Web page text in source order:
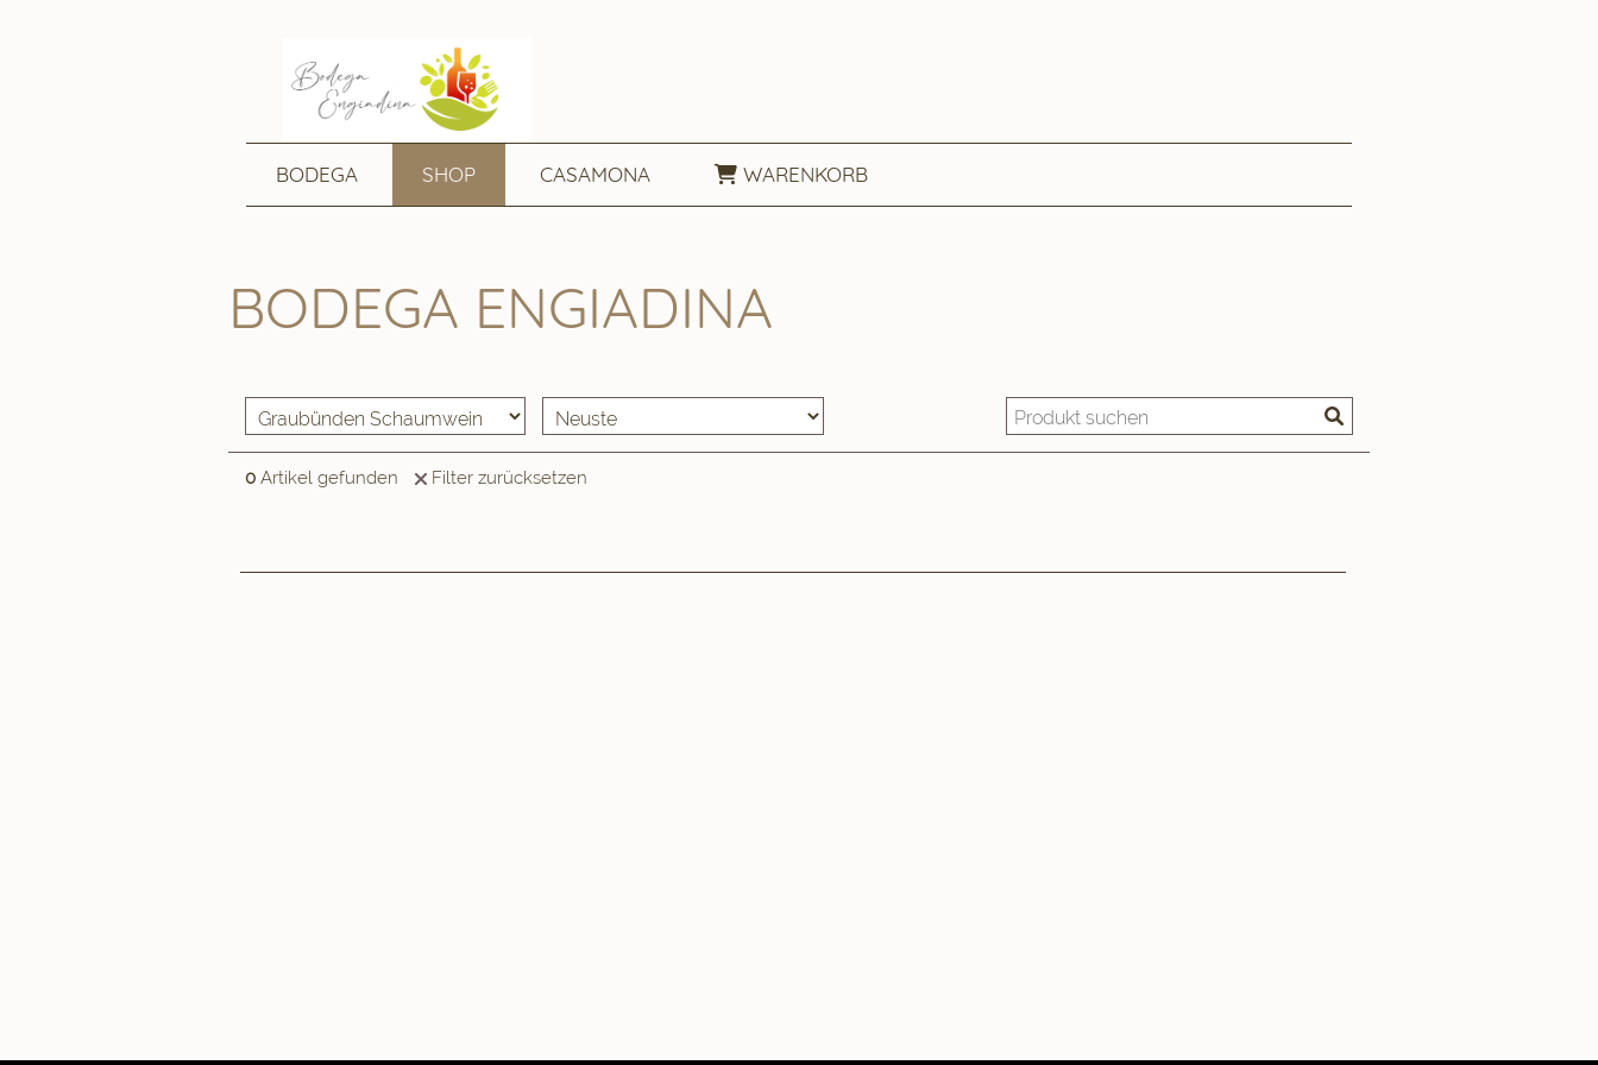
BODEGA SHOP CASAMONA WARENKORB
BODEGA ENGIADINA
0 Artikel gefunden Filter zurücksetzen